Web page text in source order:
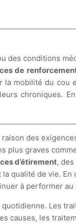
des conditions
de
la mobilité du cou
chroniques.
des
plus graves
d’étirement, des
qualité de vie. En
à performer au
Les
causes, les